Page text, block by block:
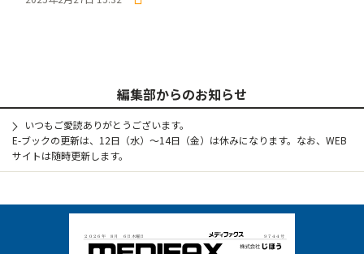
編集部からのお知らせ
いつもご愛読ありがとうございます。
E-ブックの更新は、12日（水）～14日（金）は休みになります。なお、WEB
サイトは随時更新します。